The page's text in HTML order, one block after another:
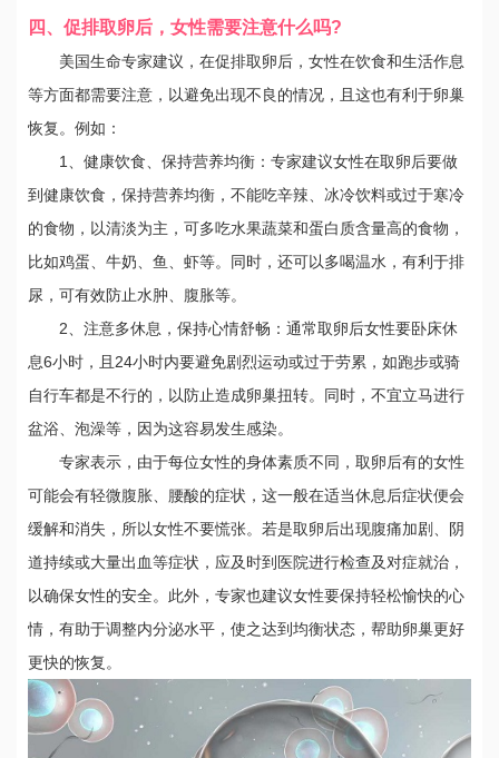
四、促排取卵后，女性需要注意什么吗?
美国生命专家建议，在促排取卵后，女性在饮食和生活作息
等方面都需要注意，以避免出现不良的情况，且这也有利于卵巢
恢复。例如：
1、健康饮食、保持营养均衡：专家建议女性在取卵后要做
到健康饮食，保持营养均衡，不能吃辛辣、冰冷饮料或过于寒冷
的食物，以清淡为主，可多吃水果蔬菜和蛋白质含量高的食物，
比如鸡蛋、牛奶、鱼、虾等。同时，还可以多喝温水，有利于排
尿，可有效防止水肿、腹胀等。
2、注意多休息，保持心情舒畅：通常取卵后女性要卧床休
息6小时，且24小时内要避免剧烈运动或过于劳累，如跑步或骑
自行车都是不行的，以防止造成卵巢扭转。同时，不宜立马进行
盆浴、泡澡等，因为这容易发生感染。
专家表示，由于每位女性的身体素质不同，取卵后有的女性
可能会有轻微腹胀、腰酸的症状，这一般在适当休息后症状便会
缓解和消失，所以女性不要慌张。若是取卵后出现腹痛加剧、阴
道持续或大量出血等症状，应及时到医院进行检查及对症就治，
以确保女性的安全。此外，专家也建议女性要保持轻松愉快的心
情，有助于调整内分泌水平，使之达到均衡状态，帮助卵巢更好
更快的恢复。